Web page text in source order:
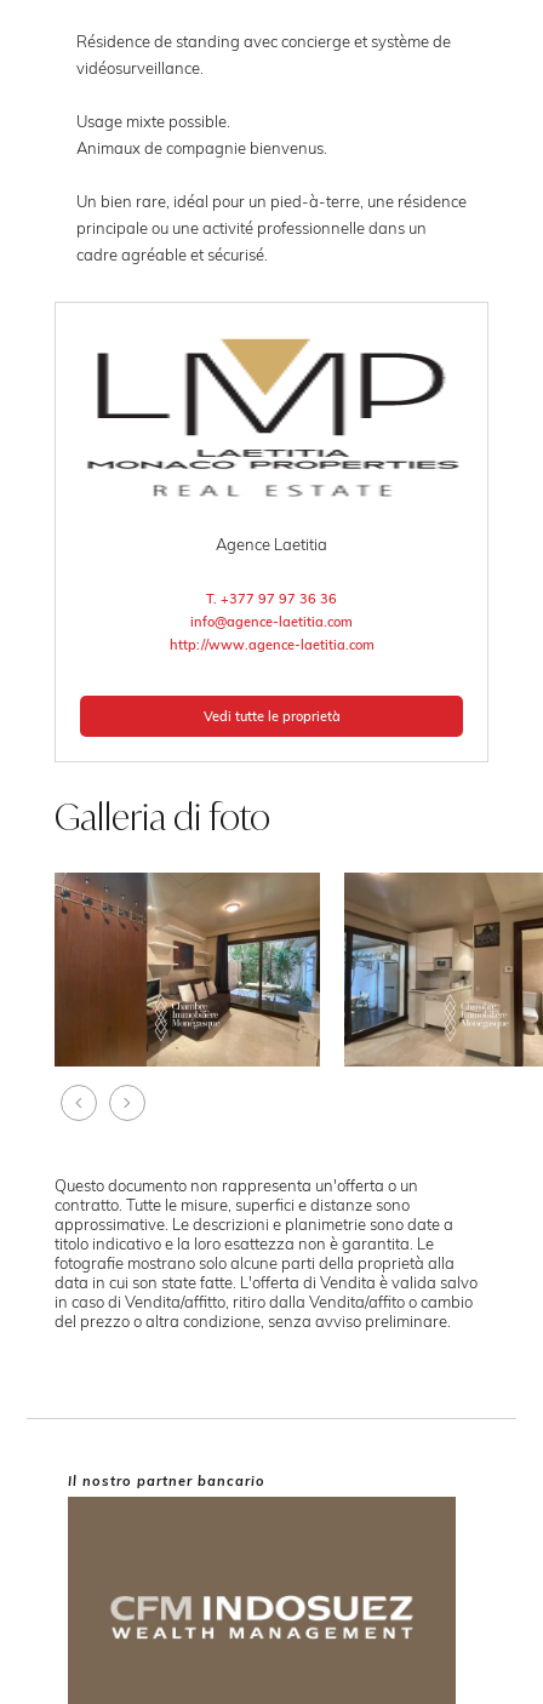
Résidence de standing avec concierge et système de
vidéosurveillance.
Usage mixte possible.
Animaux de compagnie bienvenus.
Un bien rare, idéal pour un pied-à-terre, une résidence
principale ou une activité professionnelle dans un
cadre agréable et sécurisé.
Agence Laetitia
T. +377 97 97 36 36
info@agence-laetitia.com
http://www.agence-laetitia.com
Vedi tutte le proprietà
Galleria di foto
Questo documento non rappresenta un'offerta o un
contratto. Tutte le misure, superfici e distanze sono
approssimative. Le descrizioni e planimetrie sono date a
titolo indicativo e la loro esattezza non è garantita. Le
fotografie mostrano solo alcune parti della proprietà alla
data in cui son state fatte. L'offerta di Vendita è valida salvo
in caso di Vendita/affitto, ritiro dalla Vendita/affito o cambio
del prezzo o altra condizione, senza avviso preliminare.
Il nostro partner bancario